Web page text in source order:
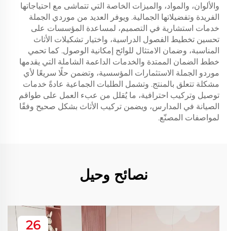
والألوان، والمواد، والميزات الخاصة التي تتماشى مع احتياجاتها
الفريدة وتفضيلاتها الجمالية. ويوفر العديد من موردي الجملة
خدمات استشارية في التصميم، لمساعدة المؤسسات على
تحسين تخطيط الفصول الدراسية، واختيار تشكيلات الأثاث
المناسبة، وضمان الامتثال للوائح إمكانية الوصول. كما تحمي
خطط الضمان الممتدة والخدمات الداعمة الشاملة التي يقدمها
موردو الجملة الاستثمارات المؤسسية، وتضمن حلًا سريعًا لأي
مشكلة تتعلق بالمنتج. وتشمل الطلبات الجماعية عادةً خدمات
توصيل وتركيب احترافية، ما يُقلل من عبء العمل على طواقم
الصيانة في المدارس، ويضمن تركيب الأثاث بشكل صحيح وفقًا
لمواصفات المصنّع.
نصائح وحيل
26